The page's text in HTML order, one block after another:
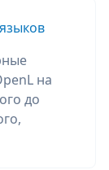
на
до